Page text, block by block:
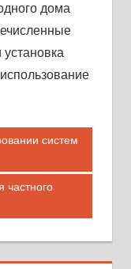
дома
систем
частного